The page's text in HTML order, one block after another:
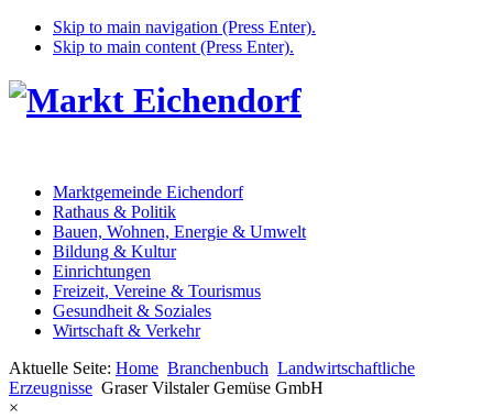
Skip to main navigation (Press Enter).
Skip to main content (Press Enter).
Marktgemeinde Eichendorf
Rathaus & Politik
Bauen, Wohnen, Energie & Umwelt
Bildung & Kultur
Einrichtungen
Freizeit, Vereine & Tourismus
Gesundheit & Soziales
Wirtschaft & Verkehr
Aktuelle Seite: Home Branchenbuch Landwirtschaftliche
Erzeugnisse Graser Vilstaler Gemüse GmbH
×